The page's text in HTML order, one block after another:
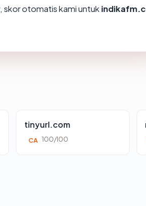
skor otomatis kami untuk
tinyurl.com
CA 100/100